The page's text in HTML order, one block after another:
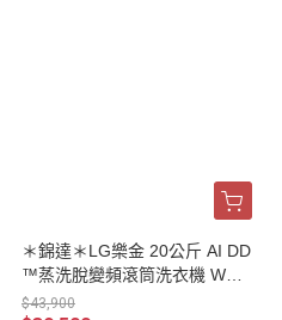
＊錦達＊LG樂金 20公斤 AI DD
™蒸洗脫變頻滾筒洗衣機 WD-
S20FS
$43,900